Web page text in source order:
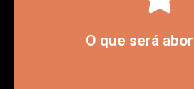
O que será
com o time de pré-